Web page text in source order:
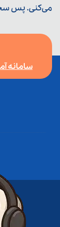
می‌کنی. پس
سامانه